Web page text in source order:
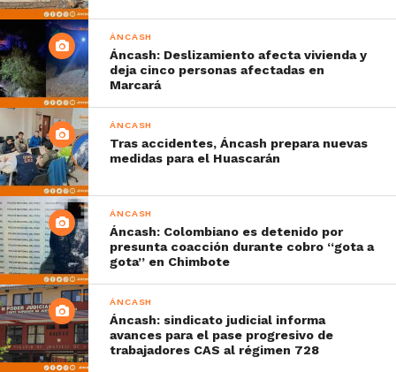
ÁNCASH
Áncash: Deslizamiento afecta vivienda y
deja cinco personas afectadas en
Marcará
ÁNCASH
Tras accidentes, Áncash prepara nuevas
medidas para el Huascarán
ÁNCASH
Áncash: Colombiano es detenido por
presunta coacción durante cobro “gota a
gota” en Chimbote
ÁNCASH
Áncash: sindicato judicial informa
avances para el pase progresivo de
trabajadores CAS al régimen 728